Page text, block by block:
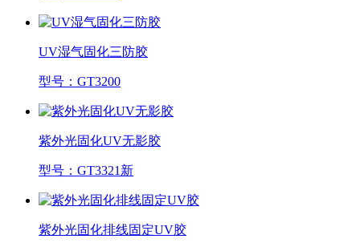
UV湿气固化三防胶
型号：GT3200
紫外光固化UV无影胶
型号：GT3321新
紫外光固化排线固定UV胶